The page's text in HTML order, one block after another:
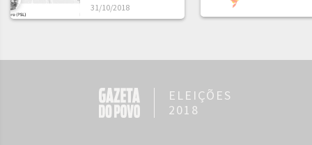
31/10/2018
ELEIÇÕES
2018